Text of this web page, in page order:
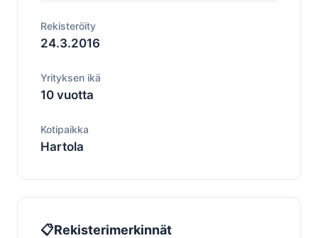
Rekisteröity
24.3.2016
Yrityksen ikä
10 vuotta
Kotipaikka
Hartola
📋Rekisterimerkinnät